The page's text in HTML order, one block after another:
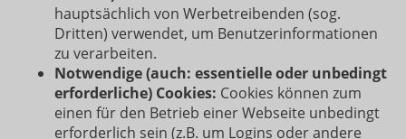
hauptsächlich von Werbetreibenden (sog.
Dritten) verwendet, um Benutzerinformationen
zu verarbeiten.
Notwendige (auch: essentielle oder unbedingt
erforderliche) Cookies: Cookies können zum
einen für den Betrieb einer Webseite unbedingt
erforderlich sein (z.B. um Logins oder andere